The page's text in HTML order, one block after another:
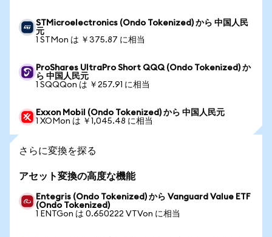
STMicroelectronics (Ondo Tokenized) から 中国人民
元
1 STMon は ￥375.87 に相当
ProShares UltraPro Short QQQ (Ondo Tokenized) か
ら 中国人民元
1 SQQQon は ￥257.91 に相当
Exxon Mobil (Ondo Tokenized) から 中国人民元
1 XOMon は ￥1,045.48 に相当
さらに変換を探る
アセット変換の高度な機能
Entegris (Ondo Tokenized) から Vanguard Value ETF
(Ondo Tokenized)
1 ENTGon は 0.650222 VTVon に相当